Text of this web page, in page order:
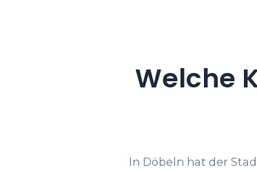
Welche
In Döbeln hat der